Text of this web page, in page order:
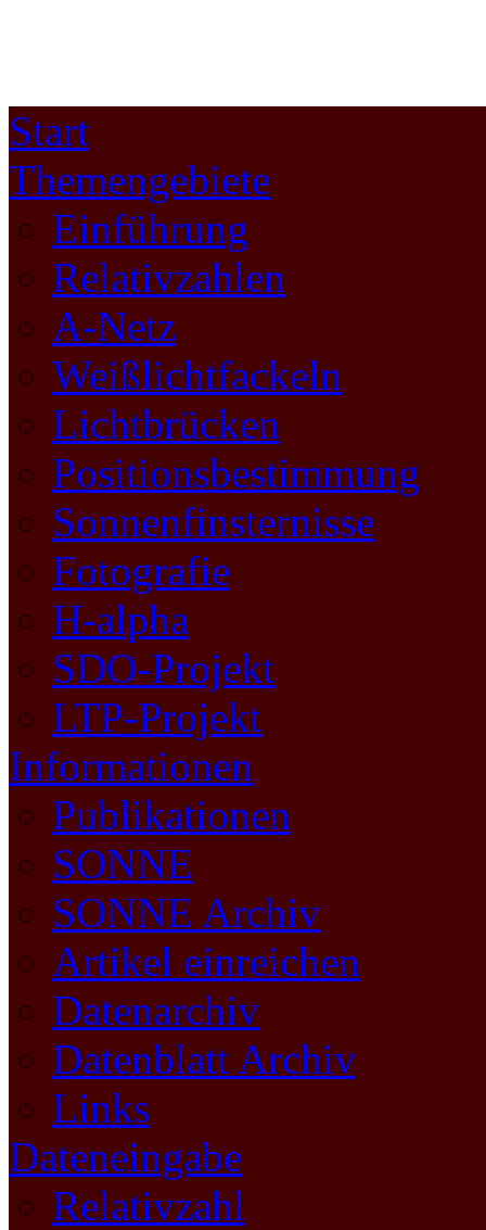
Start
Themengebiete
Einführung
Relativzahlen
A-Netz
Weißlichtfackeln
Lichtbrücken
Positionsbestimmung
Sonnenfinsternisse
Fotografie
H-alpha
SDO-Projekt
LTP-Projekt
Informationen
Publikationen
SONNE
SONNE Archiv
Artikel einreichen
Datenarchiv
Datenblatt Archiv
Links
Dateneingabe
Relativzahl